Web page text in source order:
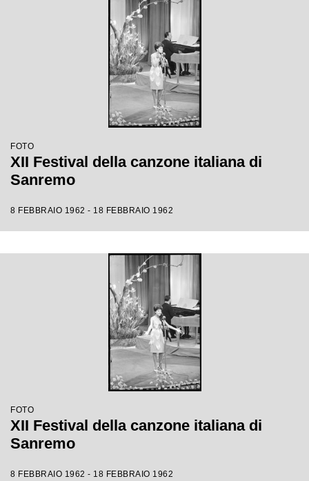
FOTO
XII Festival della canzone italiana di
Sanremo
8 FEBBRAIO 1962 - 18 FEBBRAIO 1962
FOTO
XII Festival della canzone italiana di
Sanremo
8 FEBBRAIO 1962 - 18 FEBBRAIO 1962